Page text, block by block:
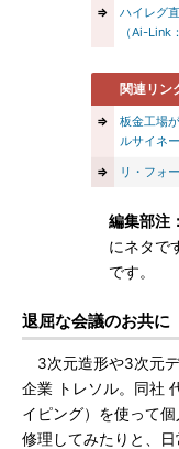
⇒
ハイレグ
（Ai-Link
関連リン
⇒
板金工場
ルサイネ
⇒
リ・フォ
編集部注：
にネタで
です。
退屈な会議のお共に
3次元造形や3次元
企業 トレソル。同社
イピング）を使って
修理してみたりと、